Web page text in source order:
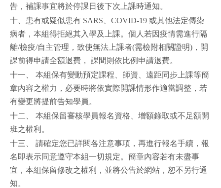
告，補課事宜將於停課日後下次上課時通知。
十、患有或疑似患有 SARS、COVID-19 或其他法定傳染
病者，本組得拒絕其入學及上課。個人若因疫情需進行隔
離/檢疫/自主管理，致使無法上課者(需檢附相關證明)，開
課前得申請全額退費， 課間則依比例申請退費。
十一、 本組保有變動預定課程、師資、遠距同步上課等簡
章內容之權力，必要時將依實際開課情形作適當調整，若
有變更將提前告知學員。
十二、 本組保留審核學員報名資格、增額錄取或不足額開
班之權利。
十三、 請確定您已詳閱各注意事項，再進行報名手續，報
名即表示同意遵守本組一切規定。簡章內容若有未盡事
宜，本組保留修改之權利，並將公告於網站，恕不另行通
知。